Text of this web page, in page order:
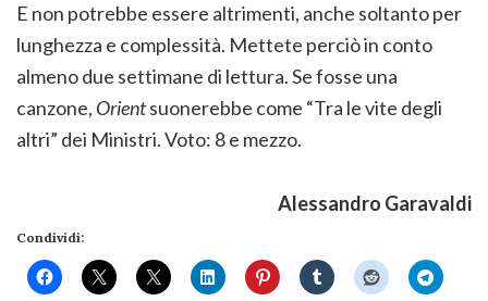
E non potrebbe essere altrimenti, anche soltanto per
lunghezza e complessità. Mettete perciò in conto
almeno due settimane di lettura. Se fosse una
canzone, Orientsuonerebbe come “Tra le vite degli
altri” dei Ministri. Voto: 8 e mezzo.
Alessandro Garavaldi
Condividi: